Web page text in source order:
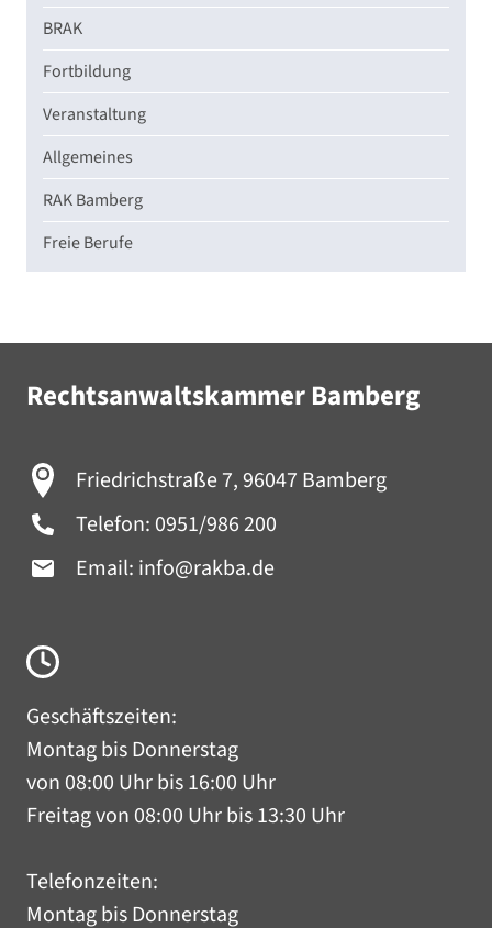
BRAK
Fortbildung
Veranstaltung
Allgemeines
RAK Bamberg
Freie Berufe
Rechtsanwaltskammer Bamberg
Friedrichstraße 7, 96047 Bamberg
Telefon: 0951/986 200
Email: info@rakba.de
Geschäftszeiten:
Montag bis Donnerstag
von 08:00 Uhr bis 16:00 Uhr
Freitag von 08:00 Uhr bis 13:30 Uhr
Telefonzeiten:
Montag bis Donnerstag